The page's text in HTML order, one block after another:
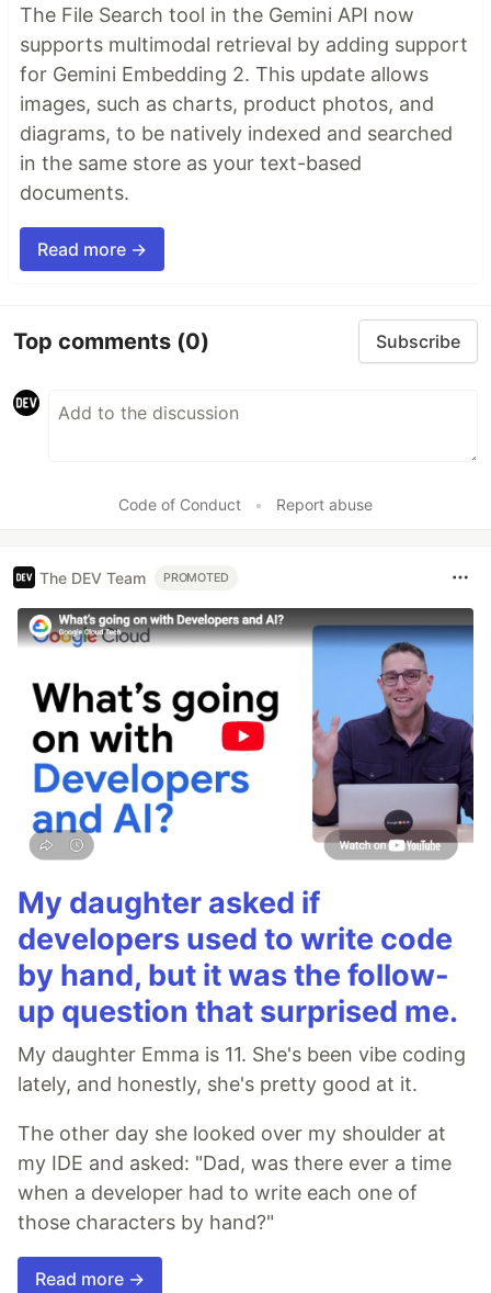
The File Search tool in the Gemini API now
supports multimodal retrieval by adding support
for Gemini Embedding 2. This update allows
images, such as charts, product photos, and
diagrams, to be natively indexed and searched
in the same store as your text-based
documents.
Read more →
Top comments (0) Subscribe
Code of Conduct • Report abuse
The DEV Team PROMOTED
My daughter asked if
developers used to write code
by hand, but it was the follow-
up question that surprised me.
My daughter Emma is 11. She's been vibe coding
lately, and honestly, she's pretty good at it.
The other day she looked over my shoulder at
my IDE and asked: "Dad, was there ever a time
when a developer had to write each one of
those characters by hand?"
Read more →